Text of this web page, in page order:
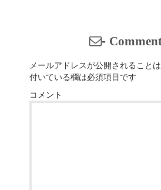
-
メールアドレスが公開されることは
付いている欄は必須項目です
コメント